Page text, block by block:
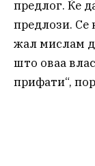
предлог. Ќе
предлози. Се
жал мислам
што оваа
прифати“,